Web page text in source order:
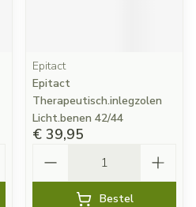
Epitact
Epitact
Therapeutisch.inlegzolen
Licht.benen 42/44
€ 39,95
Bestel